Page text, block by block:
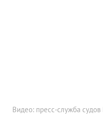
Видео: пресс-служба судов